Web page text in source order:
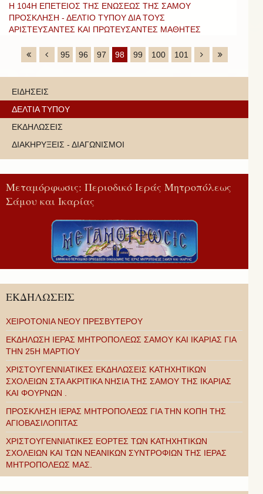
Η 104Η ΕΠΕΤΕΙΟΣ ΤΗΣ ΕΝΩΣΕΩΣ ΤΗΣ ΣΑΜΟΥ
ΠΡΟΣΚΛΗΣΗ - ΔΕΛΤΙΟ ΤΥΠΟΥ ΔΙΑ ΤΟΥΣ
ΑΡΙΣΤΕΥΣΑΝΤΕΣ ΚΑΙ ΠΡΩΤΕΥΣΑΝΤΕΣ ΜΑΘΗΤΕΣ
95 96 97 98 99 100 101
ΕΙΔΗΣΕΙΣ
ΔΕΛΤΙΑ ΤΥΠΟΥ
ΕΚΔΗΛΩΣΕΙΣ
ΔΙΑΚΗΡΥΞΕΙΣ - ΔΙΑΓΩΝΙΣΜΟΙ
Μεταμόρφωσις: Περιοδικό Ιεράς Μητροπόλεως
Σάμου και Ικαρίας
ΕΚΔΗΛΩΣΕΙΣ
ΧΕΙΡΟΤΟΝΙΑ ΝΕΟΥ ΠΡΕΣΒΥΤΕΡΟΥ
ΕΚΔΗΛΩΣΗ ΙΕΡΑΣ ΜΗΤΡΟΠΟΛΕΩΣ ΣΑΜΟΥ ΚΑΙ ΙΚΑΡΙΑΣ ΓΙΑ
ΤΗΝ 25Η ΜΑΡΤΙΟΥ
ΧΡΙΣΤΟΥΓΕΝΝΙΑΤΙΚΕΣ ΕΚΔΗΛΩΣΕΙΣ ΚΑΤΗΧΗΤΙΚΩΝ
ΣΧΟΛΕΙΩΝ ΣΤΑ ΑΚΡΙΤΙΚΑ ΝΗΣΙΑ ΤΗΣ ΣΑΜΟΥ ΤΗΣ ΙΚΑΡΙΑΣ
ΚΑΙ ΦΟΥΡΝΩΝ .
ΠΡΟΣΚΛΗΣΗ ΙΕΡΑΣ ΜΗΤΡΟΠΟΛΕΩΣ ΓΙΑ ΤΗΝ ΚΟΠΗ ΤΗΣ
ΑΓΙΟΒΑΣΙΛΟΠΙΤΑΣ
ΧΡΙΣΤΟΥΓΕΝΝΙΑΤΙΚΕΣ ΕΟΡΤΕΣ ΤΩΝ ΚΑΤΗΧΗΤΙΚΩΝ
ΣΧΟΛΕΙΩΝ ΚΑΙ ΤΩΝ ΝΕΑΝΙΚΩΝ ΣΥΝΤΡΟΦΙΩΝ ΤΗΣ ΙΕΡΑΣ
ΜΗΤΡΟΠΟΛΕΩΣ ΜΑΣ.